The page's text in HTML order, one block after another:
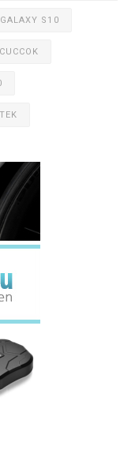
S10